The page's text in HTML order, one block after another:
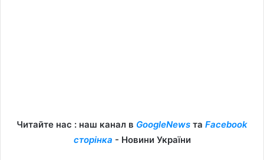
Читайте нас : наш канал в GoogleNews та Facebook
сторінка - Новини України